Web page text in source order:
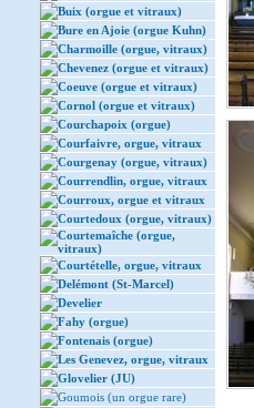
Buix (orgue et vitraux)
Bure en Ajoie (orgue Kuhn)
Charmoille (orgue, vitraux)
Chevenez (orgue et vitraux)
Coeuve (orgue et vitraux)
Cornol (orgue et vitraux)
Courchapoix (orgue)
Courfaivre, orgue, vitraux
Courgenay (orgue, vitraux)
Courrendlin, orgue, vitraux
Courroux, orgue et vitraux
Courtedoux (orgue, vitraux)
Courtemaîche (orgue,
vitraux)
Courtételle, orgue, vitraux
Delémont (St-Marcel)
Develier
Fahy (orgue)
Fontenais (orgue)
Les Genevez, orgue, vitraux
Glovelier (JU)
Goumois (un orgue rare)